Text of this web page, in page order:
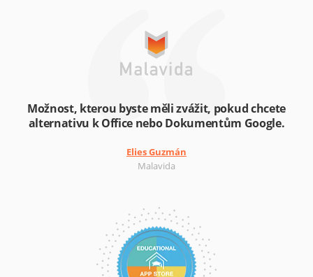
Možnost, kterou byste měli zvážit, pokud chcete
alternativu k Office nebo Dokumentům Google.
Elies Guzmán
Malavida